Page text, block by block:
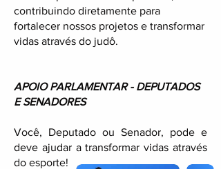
contribuindo diretamente para
fortalecer nossos projetos e transformar
vidas através do judô.
APOIO PARLAMENTAR - DEPUTADOS
E SENADORES
Você, Deputado ou Senador, pode e
deve ajudar a transformar vidas através
do esporte!